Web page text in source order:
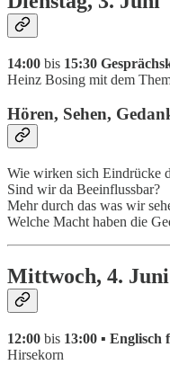
14:00 bis 15:30
Heinz Bosing mit dem
Hören, Sehen,
Wie wirken sich Eindrücke
Sind wir da Beeinflussbar?
Mehr durch das was wir
Welche Macht haben die
Mittwoch, 4. Juni
12:00 bis 13:00 ▪ Englisch
Hirsekorn